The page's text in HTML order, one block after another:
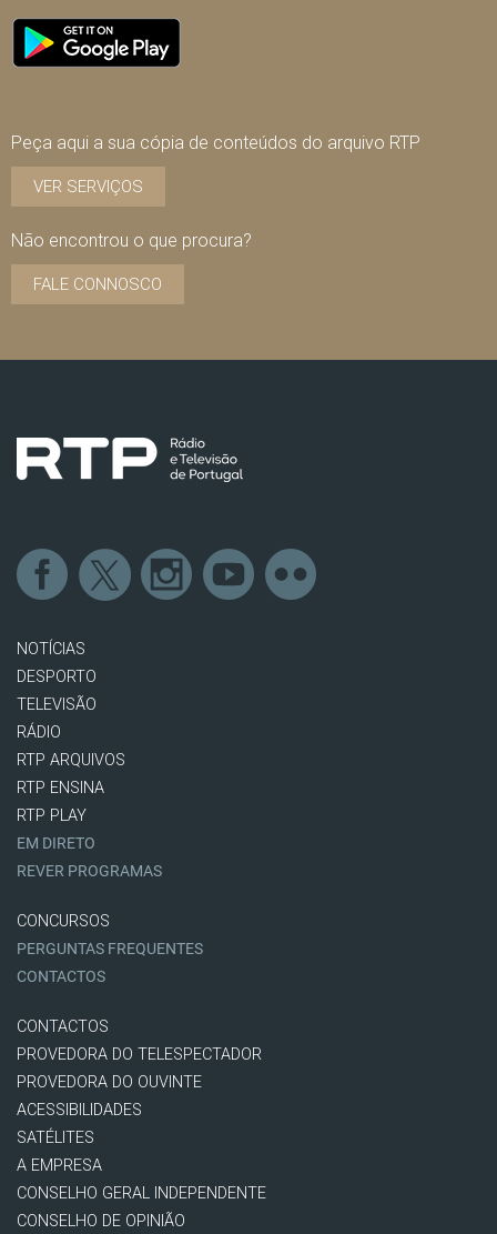
Peça aqui a sua cópia de conteúdos do arquivo RTP
VER SERVIÇOS
Não encontrou o que procura?
FALE CONNOSCO
NOTÍCIAS
DESPORTO
TELEVISÃO
RÁDIO
RTP ARQUIVOS
RTP ENSINA
RTP PLAY
EM DIRETO
REVER PROGRAMAS
CONCURSOS
PERGUNTAS FREQUENTES
CONTACTOS
CONTACTOS
PROVEDORA DO TELESPECTADOR
PROVEDORA DO OUVINTE
ACESSIBILIDADES
SATÉLITES
A EMPRESA
CONSELHO GERAL INDEPENDENTE
CONSELHO DE OPINIÃO